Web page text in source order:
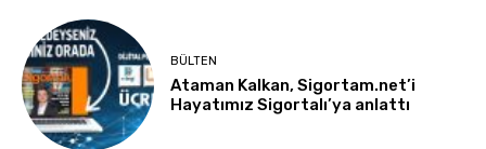
BÜLTEN
Ataman Kalkan, Sigortam.net’i
Hayatımız Sigortalı’ya anlattı